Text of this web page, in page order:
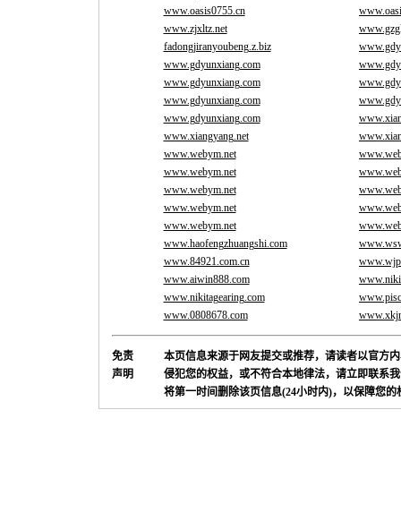
www.oasis0755.cn
www.zjxltz.net
fadongjiranyoubeng.z.biz
www.gdyunxiang.com
www.gdyunxiang.com
www.gdyunxiang.com
www.gdyunxiang.com
www.xiangyang.net
www.webym.net
www.webym.net
www.webym.net
www.webym.net
www.webym.net
www.haofengzhuangshi.com
www.84921.com.cn
www.aiwin888.com
www.nikitagearing.com
www.0808678.com
免责
声明
本页信息来源于网友提交或推荐，请读者以官方
侵犯您的权益，或不符合本地律法，请立即联系
将第一时间删除该页信息(24小时内)，以保障您的